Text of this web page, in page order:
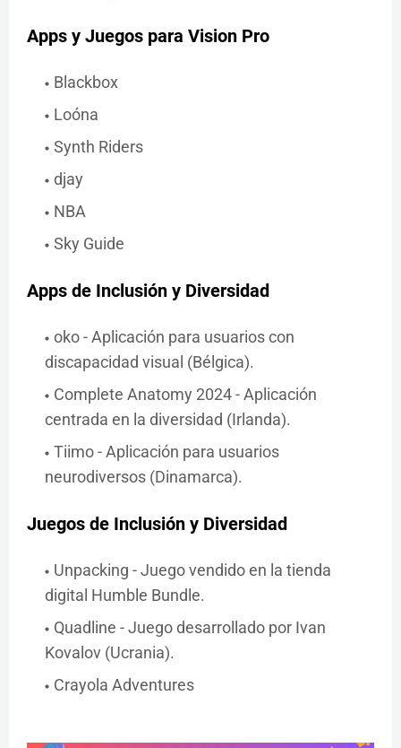
Apps y Juegos para Vision Pro
Blackbox
Loóna
Synth Riders
djay
NBA
Sky Guide
Apps de Inclusión y Diversidad
oko - Aplicación para usuarios con
discapacidad visual (Bélgica).
Complete Anatomy 2024 - Aplicación
centrada en la diversidad (Irlanda).
Tiimo - Aplicación para usuarios
neurodiversos (Dinamarca).
Juegos de Inclusión y Diversidad
Unpacking - Juego vendido en la tienda
digital Humble Bundle.
Quadline - Juego desarrollado por Ivan
Kovalov (Ucrania).
Crayola Adventures